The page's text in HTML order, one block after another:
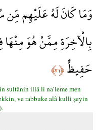
وَمَا كَانَ لَهُ عَلَيْهِم
بِالْآخِرَةِ مِمَّنْ هُوَ
حَفِيظٌ﴿٢١﴾
sultânin illâ li na’leme men
ve rabbuke alâ kulli şeyin